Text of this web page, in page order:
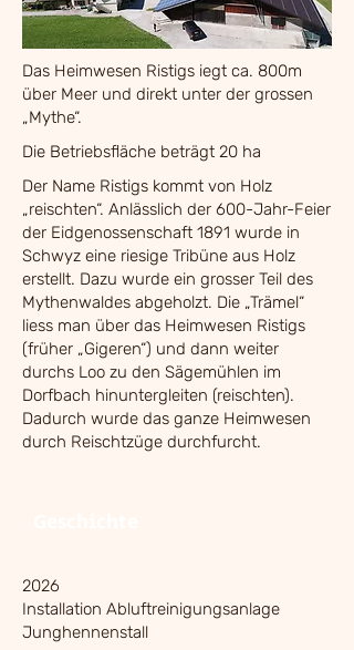
Das Heimwesen Ristigs iegt ca. 800m
über Meer und direkt unter der grossen
„Mythe“.
Die Betriebsfläche beträgt 20 ha
Der Name Ristigs kommt von Holz
„reischten“. Anlässlich der 600-Jahr-Feier
der Eidgenossenschaft 1891 wurde in
Schwyz eine riesige Tribüne aus Holz
erstellt. Dazu wurde ein grosser Teil des
Mythenwaldes abgeholzt. Die „Trämel“
liess man über das Heimwesen Ristigs
(früher „Gigeren“) und dann weiter
durchs Loo zu den Sägemühlen im
Dorfbach hinuntergleiten (reischten).
Dadurch wurde das ganze Heimwesen
durch Reischtzüge durchfurcht.
2026
Installation Abluftreinigungsanlage
Junghennenstall